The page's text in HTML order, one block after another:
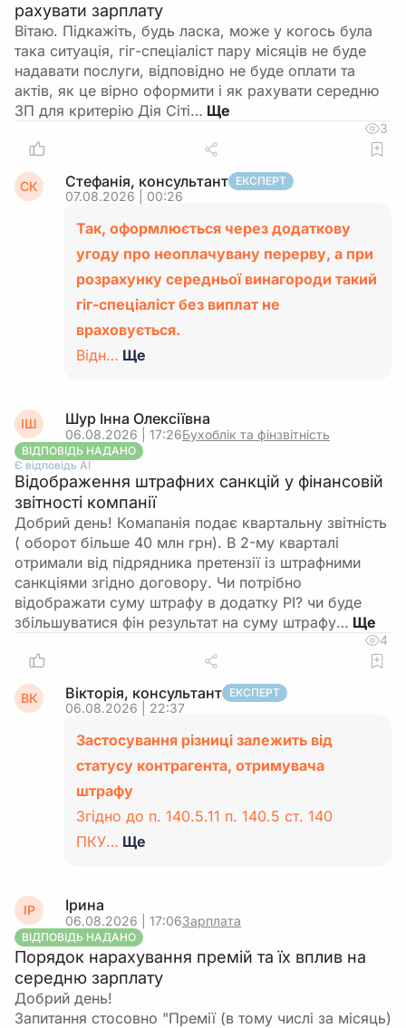
рахувати зарплату
Вітаю. Підкажіть, будь ласка, може у когось була
така ситуація, гіг-спеціаліст пару місяців не буде
надавати послуги, відповідно не буде оплати та
актів, як це вірно оформити і як рахувати середню
ЗП для критерію Дія Сіті…
3
СК Стефанія, консультант ЕКСПЕРТ
07.08.2026 | 00:26
Так, оформлюється через додаткову
угоду про неоплачувану перерву, а при
розрахунку середньої винагороди такий
гіг-спеціаліст без виплат не
враховується.
Відн… Ще
ІШ Шур Інна Олексіївна
06.08.2026 | 17:26Бухоблік та фінзвітність
ВІДПОВІДЬ НАДАНО
Є відповідь АІ
Відображення штрафних санкцій у фінансовій
звітності компанії
Добрий день! Комапанія подає квартальну звітність
( оборот більше 40 млн грн). В 2-му кварталі
отримали від підрядника претензії із штрафними
санкціями згідно договору. Чи потрібно
відображати суму штрафу в додатку РІ? чи буде
збільшуватися фін результат на суму штрафу…
4
ВК Вікторія, консультант ЕКСПЕРТ
06.08.2026 | 22:37
Застосування різниці залежить від
статусу контрагента, отримувача
штрафу
Згідно до п. 140.5.11 п. 140.5 ст. 140
ПКУ… Ще
ІР Ірина
06.08.2026 | 17:06Зарплата
ВІДПОВІДЬ НАДАНО
Порядок нарахування премій та їх вплив на
середню зарплату
Добрий день!
Запитання стосовно "Премії (в тому числі за місяць)